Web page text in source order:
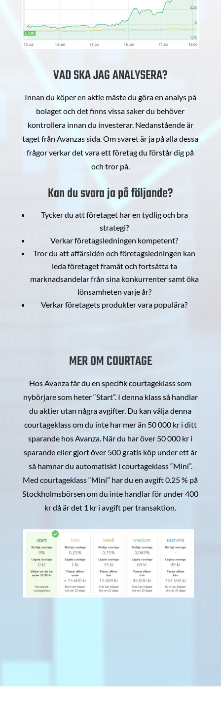
VAD SKA JAG ANALYSERA?
Innan du köper en aktie måste du göra en analys på
bolaget och det finns vissa saker du behöver
kontrollera innan du investerar. Nedanstående är
taget från Avanzas sida. Om svaret är ja på alla dessa
frågor verkar det vara ett företag du förstår dig på
och tror på.
Kan du svara ja på följande?
Tycker du att företaget har en tydlig och bra
strategi?
Verkar företagsledningen kompetent?
Tror du att affärsidén och företagsledningen kan
leda företaget framåt och fortsätta ta
marknadsandelar från sina konkurrenter samt öka
lönsamheten varje år?
Verkar företagets produkter vara populära?
MER OM COURTAGE
Hos Avanza får du en specifik courtageklass som
nybörjare som heter “Start”. I denna klass så handlar
du aktier utan några avgifter. Du kan välja denna
courtageklass om du inte har mer än 50 000 kr i ditt
sparande hos Avanza. När du har över 50 000 kr i
sparande eller gjort över 500 gratis köp under ett år
så hamnar du automatiskt i courtageklass “Mini”.
Med courtageklass “Mini” har du en avgift 0.25 % på
Stockholmsbörsen om du inte handlar för under 400
kr då är det 1 kr i avgift per transaktion.